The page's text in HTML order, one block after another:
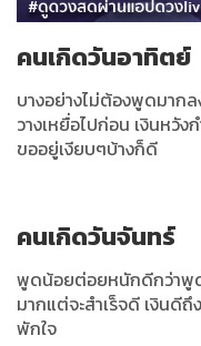
คนเกิดวันอาทิตย์
บางอย่างไม่ต้องพูดมากล
วางเหยื่อไปก่อน เงินหวัง
ขออยู่เงียบๆบ้างก็ดี
คนเกิดวันจันทร์
พูดน้อยต่อยหนักดีกว่าพูด
มากแต่จะสำเร็จดี เงินดีถึ
พักใจ